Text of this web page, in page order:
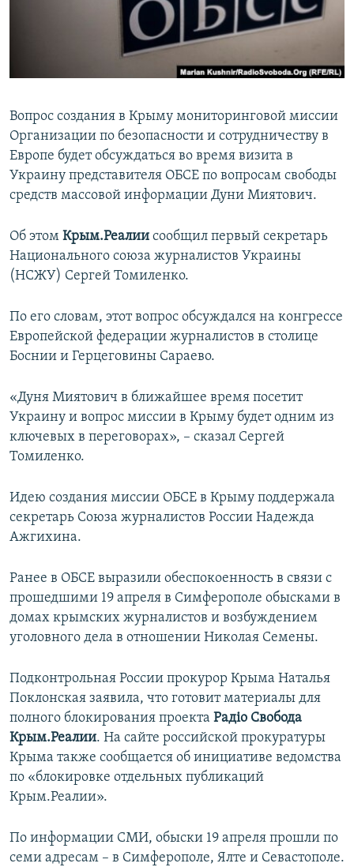
ПОБЕДИТЕЛЕЙ НЕ СУДЯТ?
КРЫМ.НЕПОКОРЕННЫЙ
Все сайты RFE/RL
Вопрос создания в Крыму мониторинговой миссии
Организации по безопасности и сотрудничеству в
Европе будет обсуждаться во время визита в
Украину представителя ОБСЕ по вопросам свободы
средств массовой информации Дуни Миятович.
Об этом Крым.Реалии сообщил первый секретарь
Национального союза журналистов Украины
(НСЖУ) Сергей Томиленко.
По его словам, этот вопрос обсуждался на конгрессе
Европейской федерации журналистов в столице
Боснии и Герцеговины Сараево.
«Дуня Миятович в ближайшее время посетит
Украину и вопрос миссии в Крыму будет одним из
ключевых в переговорах», – сказал Сергей
Томиленко.
Идею создания миссии ОБСЕ в Крыму поддержала
секретарь Союза журналистов России Надежда
Ажгихина.
Ранее в ОБСЕ выразили обеспокоенность в связи с
прошедшими 19 апреля в Симферополе обысками в
домах крымских журналистов и возбуждением
уголовного дела в отношении Николая Семены.
Подконтрольная России прокурор Крыма Наталья
Поклонская заявила, что готовит материалы для
полного блокирования проекта Радіо Свобода
Крым.Реалии. На сайте российской прокуратуры
Крыма также сообщается об инициативе ведомства
по «блокировке отдельных публикаций
Крым.Реалии».
По информации СМИ, обыски 19 апреля прошли по
семи адресам – в Симферополе, Ялте и Севастополе.